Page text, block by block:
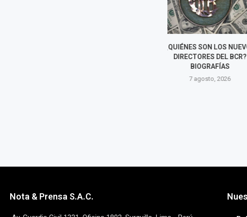
OLIVER STARK REGRESA
PRESIDENTE DE
TRAS LA SALIDA DE
DIRECTORES
Nota & Prensa S.A.C.